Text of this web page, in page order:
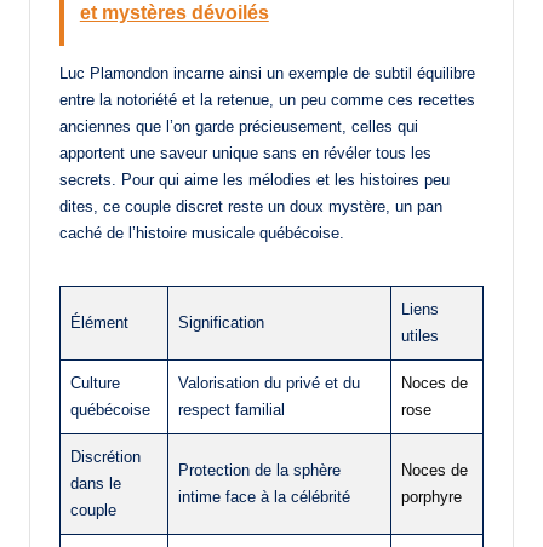
et mystères dévoilés
Luc Plamondon incarne ainsi un exemple de subtil équilibre
entre la notoriété et la retenue, un peu comme ces recettes
anciennes que l’on garde précieusement, celles qui
apportent une saveur unique sans en révéler tous les
secrets. Pour qui aime les mélodies et les histoires peu
dites, ce couple discret reste un doux mystère, un pan
caché de l’histoire musicale québécoise.
Élément Signification
Liens
utiles
Culture
québécoise
Valorisation du privé et du
respect familial
Noces de
rose
Discrétion
dans le
couple
Protection de la sphère
intime face à la célébrité
Noces de
porphyre